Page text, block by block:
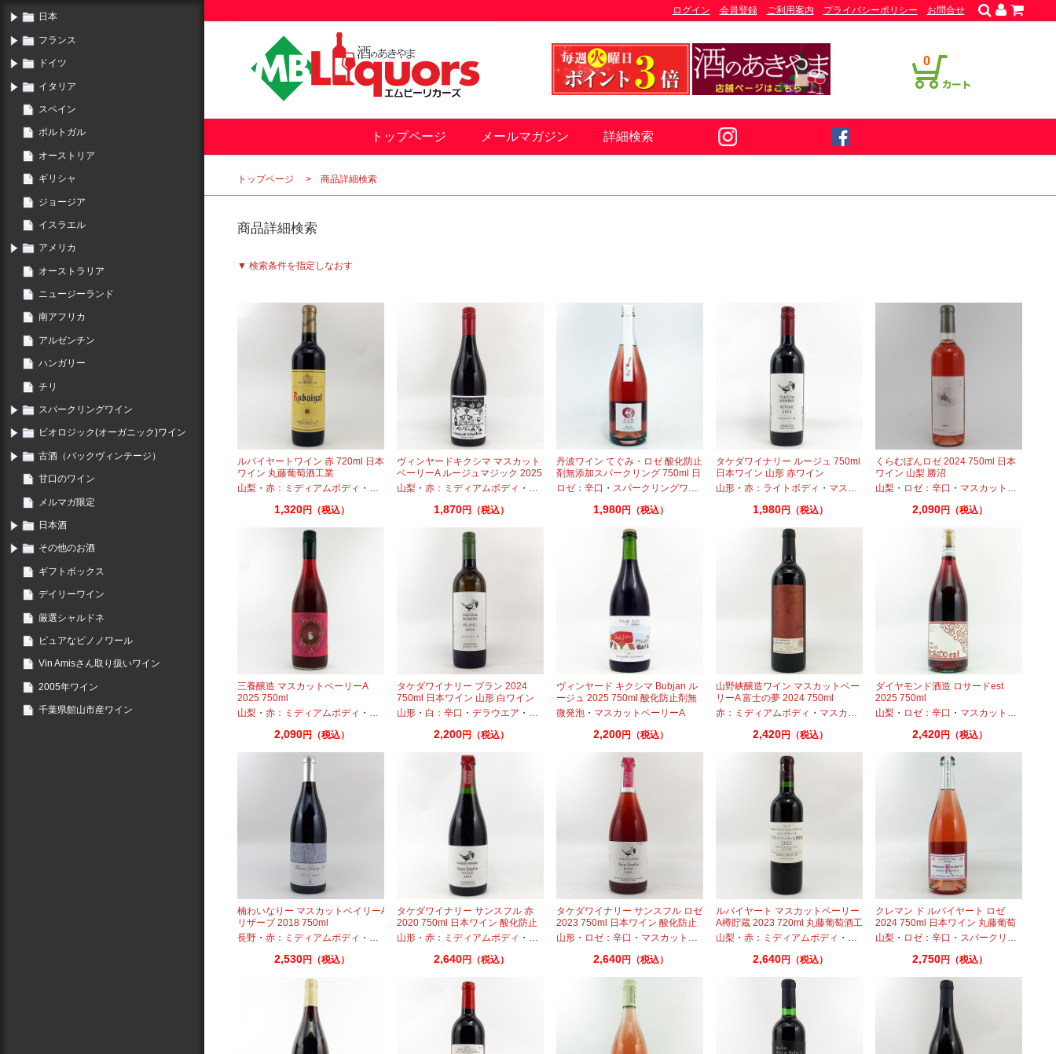
日本
フランス
ドイツ
イタリア
スペイン
ポルトガル
オーストリア
ギリシャ
ジョージア
イスラエル
アメリカ
オーストラリア
ニュージーランド
南アフリカ
アルゼンチン
ハンガリー
チリ
スパークリングワイン
ビオロジック(オーガニック)ワイン
古酒（バックヴィンテージ）
甘口のワイン
メルマガ限定
日本酒
その他のお酒
ギフトボックス
デイリーワイン
厳選シャルドネ
ピュアなピノノワール
Vin Amisさん取り扱いワイン
2005年ワイン
千葉県館山市産ワイン
0
ログイン 会員登録 ご利用案内 プライバシーポリシー お問合せ
トップページ メールマガジン 詳細検索
トップページ 商品詳細検索
商品詳細検索
▼ 検索条件を指定しなおす
ルバイヤートワイン 赤 720ml 日本
ワイン 丸藤葡萄酒工業
山梨・ 赤：ミディアムボディ ・ メルロー・ ブラッククイーン・マスカットベーリーA
1,320円（税込）
ヴィンヤードキクシマ マスカット
ベーリーA ルージュマジック 2025
750ml
山梨・ 赤：ミディアムボディ ・ マスカットベーリーA
1,870円（税込）
丹波ワイン てぐみ・ロゼ 酸化防止
剤無添加スパークリング 750ml 日
本ワイン
ロゼ：辛口 ・ スパークリングワイン マスカットベーリーA
1,980円（税込）
タケダワイナリー ルージュ 750ml
日本ワイン 山形 赤ワイン
山形・ 赤：ライトボディ ・ マスカットベーリーA
1,980円（税込）
くらむぼんロゼ 2024 750ml 日本
ワイン 山梨 勝沼
山梨・ ロゼ：辛口 ・ マスカットベーリーA
2,090円（税込）
三養醸造 マスカットベーリーA
2025 750ml
山梨・ 赤：ミディアムボディ ・ マスカットベーリーA
2,090円（税込）
タケダワイナリー ブラン 2024
750ml 日本ワイン 山形 白ワイン
山形・ 白：辛口 ・ デラウエア ・ マスカットベーリーA
2,200円（税込）
ヴィンヤード キクシマ Bubjan ル
ージュ 2025 750ml 酸化防止剤無
添加
微発泡・ マスカットベーリーA
2,200円（税込）
山野峡醸造ワイン マスカットベー
リーA 富士の夢 2024 750ml
赤：ミディアムボディ ・ マスカットベーリーA
2,420円（税込）
ダイヤモンド酒造 ロサードest
2025 750ml
山梨・ ロゼ：辛口 ・ マスカットベーリーA
2,420円（税込）
楠わいなりー マスカットベイリーA
リザーブ 2018 750ml
長野・ 赤：ミディアムボディ ・ マスカットベーリーA
2,530円（税込）
タケダワイナリー サンスフル 赤
2020 750ml 日本ワイン 酸化防止
剤無添加
山形・ 赤：ミディアムボディ ・ マスカットベーリーA
2,640円（税込）
タケダワイナリー サンスフル ロゼ
2023 750ml 日本ワイン 酸化防止
剤無添加 スパークリング
山形・ ロゼ：辛口 ・ マスカットベーリーA
2,640円（税込）
ルバイヤート マスカットベーリー
A樽貯蔵 2023 720ml 丸藤葡萄酒工
業 日本ワイン
山梨・ 赤：ミディアムボディ ・ マスカットベーリーA
2,640円（税込）
クレマン ド ルバイヤート ロゼ
2024 750ml 日本ワイン 丸藤葡萄
酒工業
山梨・ ロゼ：辛口 ・ スパークリングワイン
2,750円（税込）